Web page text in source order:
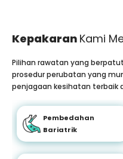
Kepakaran Kami
Pilihan rawatan yang
prosedur perubatan yang
penjagaan kesihatan terbaik
Pembedahan
Bariatrik